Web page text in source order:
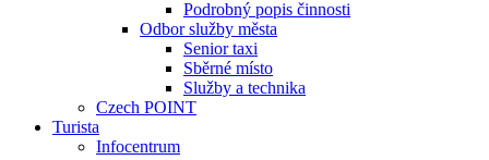
Podrobný popis činnosti
Odbor služby města
Senior taxi
Sběrné místo
Služby a technika
Czech POINT
Turista
Infocentrum